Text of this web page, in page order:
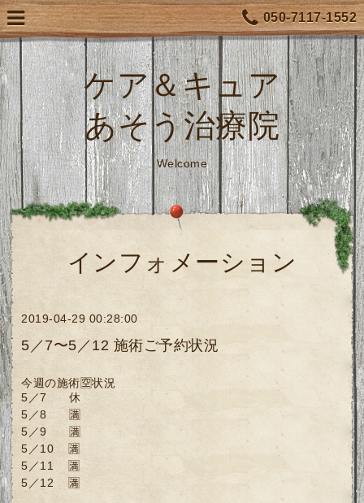
050-7117-1552
ケア＆キュア
あそう治療院
Welcome
インフォメーション
2019-04-29 00:28:00
5／7〜5／12 施術ご予約状況
今週の施術🈳状況
5／7 休
5／8 🈵
5／9 🈵
5／10 🈵
5／11 🈵
5／12 🈵